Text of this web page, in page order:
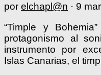
por elchapl@n · 9
“Timple y
protagonismo al
instrumento por
Islas Canarias, el